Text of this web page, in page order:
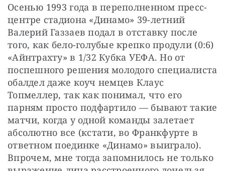
Осенью 1993 года в переполненном пресс-
центре стадиона «Динамо» 39-летний
Валерий Газзаев подал в отставку после
того, как бело-голубые крепко продули (0:6)
«Айнтрахту» в 1/32 Кубка УЕФА. Но от
поспешного решения молодого специалиста
обалдел даже коуч немцев Клаус
Топмеллер, так как понимал, что его
парням просто подфартило — бывают такие
матчи, когда у одной команды залетает
абсолютно все (кстати, во Франкфурте в
ответном поединке «Динамо» выиграло).
Впрочем, мне тогда запомнилось не только